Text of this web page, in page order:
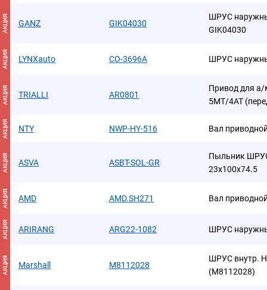
АКЦИЯ GANZ GIK04030
ШРУС
GIK04030
АКЦИЯ LYNXauto CO-3696A ШРУС
АКЦИЯ TRIALLI AR0801
Привод для а/
5MT/4AT
АКЦИЯ NTY NWP-HY-516 Вал
АКЦИЯ ASVA ASBT-SOL-GR
Пыльник
23x100x74.5
АКЦИЯ AMD AMD.SH271 Вал
АКЦИЯ ARIRANG ARG22-1082 ШРУС
АКЦИЯ Marshall M8112028
ШРУС внутр.
(M8112028)